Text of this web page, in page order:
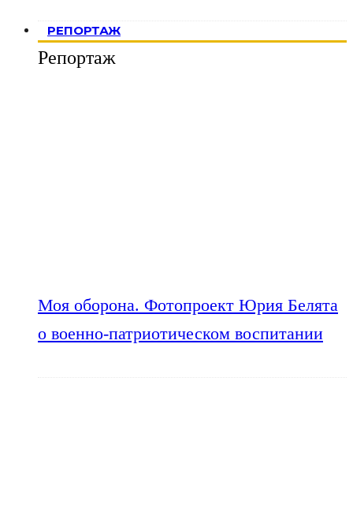
РЕПОРТАЖ
Репортаж
Моя оборона. Фотопроект Юрия Белята
о военно-патриотическом воспитании